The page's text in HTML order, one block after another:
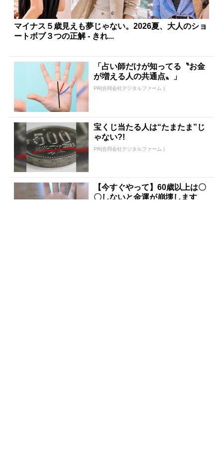
マイナス５歳見えも夢じゃない。2026夏、大人のショ
ートボブ３つの正解 - きれ...
「占い師だけが知ってる〝お金
が増える人の共通点〟」
PR(合同会社デジタルファーム )
宝くじ当たる人は“たまたま”じ
ゃない?!
PR(合同会社デジタルファーム )
【今すぐやって】60歳以上は〇
〇しないと金運が崩壊します